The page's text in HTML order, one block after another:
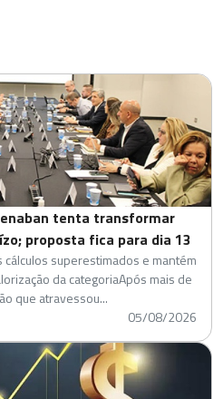
tenta transformar
proposta fica para dia 13
superestimados e mantém
da categoriaApós mais de
que atravessou...
05/08/2026